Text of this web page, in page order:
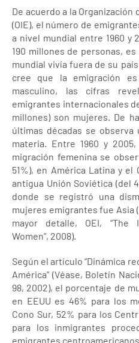
De acuerdo a la
(OIE), el número de
a nivel mundial entre 1960 y
190 millones de personas,
mundial vivía fuera de su
cree que la emigración
masculino, las cifras
emigrantes internacionales
millones) son mujeres. De
últimas décadas se observa
materia. Entre 1960 y
migración femenina se
51%), en América Latina y el
antigua Unión Soviética (del
donde se registró una
mujeres emigrantes fue Asia
mayor detalle, OEI, “The
Women”, 2008).
Según el artículo “Dinámica
América” (Véase, Boletín
98, 2002), el porcentaje de
en EEUU es 46% para los
Cono Sur, 52% para los
para los inmigrantes
emigrantes centroamericanos